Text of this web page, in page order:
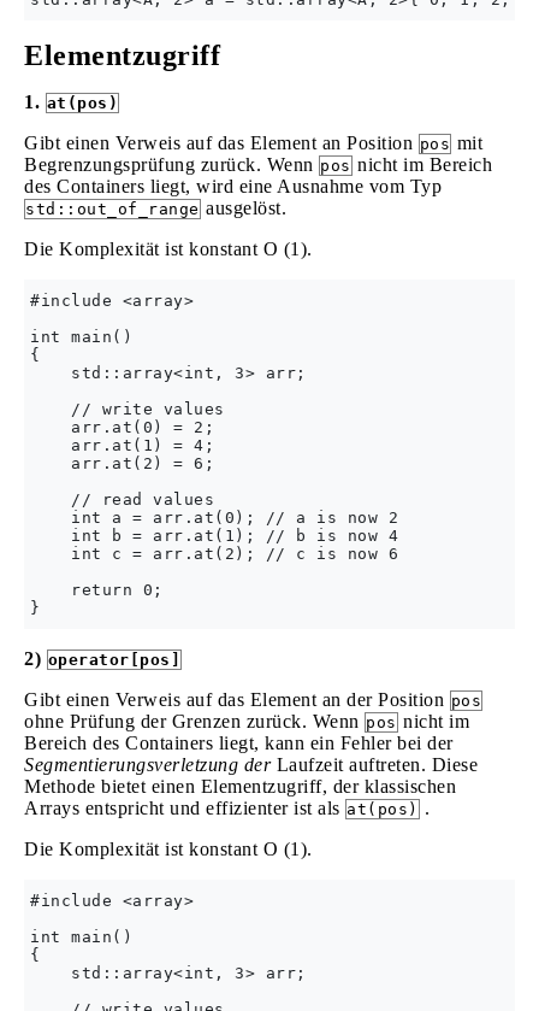
Elementzugriff
1. at(pos)
Gibt einen Verweis auf das Element an Position pos mit
Begrenzungsprüfung zurück. Wenn pos nicht im Bereich
des Containers liegt, wird eine Ausnahme vom Typ
std::out_of_range ausgelöst.
Die Komplexität ist konstant O (1).
#include <array>
int main()
{
    std::array<int, 3> arr;
    // write values
    arr.at(0) = 2;
    arr.at(1) = 4;
    arr.at(2) = 6;
    // read values
    int a = arr.at(0); // a is now 2
    int b = arr.at(1); // b is now 4
    int c = arr.at(2); // c is now 6
    return 0;
2) operator[pos]
Gibt einen Verweis auf das Element an der Position pos
ohne Prüfung der Grenzen zurück. Wenn pos nicht im
Bereich des Containers liegt, kann ein Fehler bei der
Segmentierungsverletzung derLaufzeit auftreten. Diese
Methode bietet einen Elementzugriff, der klassischen
Arrays entspricht und effizienter ist als at(pos)
.
Die Komplexität ist konstant O (1).
#include <array>
int main()
{
    std::array<int, 3> arr;